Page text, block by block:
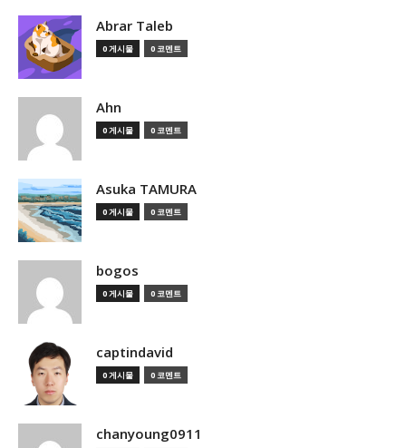
Abrar Taleb
0 게시물 0 코멘트
Ahn
0 게시물 0 코멘트
Asuka TAMURA
0 게시물 0 코멘트
bogos
0 게시물 0 코멘트
captindavid
0 게시물 0 코멘트
chanyoung0911